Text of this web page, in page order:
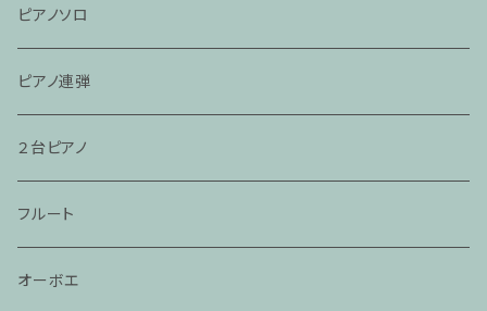
ピアノソロ
ピアノ連弾
２台ピアノ
フルート
オーボエ